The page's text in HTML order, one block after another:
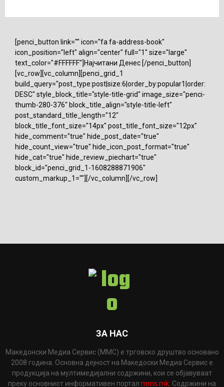
[penci_button link="" icon="fa fa-address-book"
icon_position="left" align="center" full="1" size="large"
text_color="#FFFFFF"]Најчитани Денес [/penci_button]
[vc_row][vc_column][penci_grid_1
build_query="post_type:post|size:6|order_by:popular1|order:
DESC" style_block_title="style-title-grid" image_size="penci-
thumb-280-376" block_title_align="style-title-left"
post_standard_title_length="12"
block_title_font_size="14px" post_title_font_size="12px"
hide_comment="true" hide_post_date="true"
hide_count_view="true" hide_icon_post_format="true"
hide_cat="true" hide_review_piechart="true"
block_id="penci_grid_1-1608288871906"
custom_markup_1=""][/vc_column][/vc_row]
ЗА НАС
Македонски Медиа Сервис (ММС) е трговско друштво основано
2008 година. Основна дејност на Македоски Медиа Сервис е
продукција на мултимедијални содржини, кои се објавуваат
преку основниот информативен портал mms.mk . Содржини на